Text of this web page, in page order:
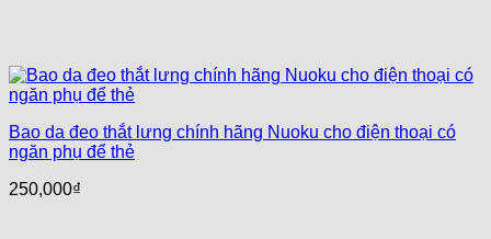
Bao da đeo thắt lưng chính hãng Nuoku cho điện thoại có
ngăn phụ để thẻ
250,000₫